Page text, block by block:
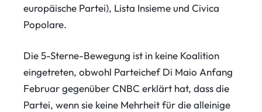
europäische Partei), Lista Insieme und Civica
Popolare.
Die 5-Sterne-Bewegung ist in keine Koalition
eingetreten, obwohl Parteichef Di Maio Anfang
Februar gegenüber CNBC erklärt hat, dass die
Partei, wenn sie keine Mehrheit für die alleinige